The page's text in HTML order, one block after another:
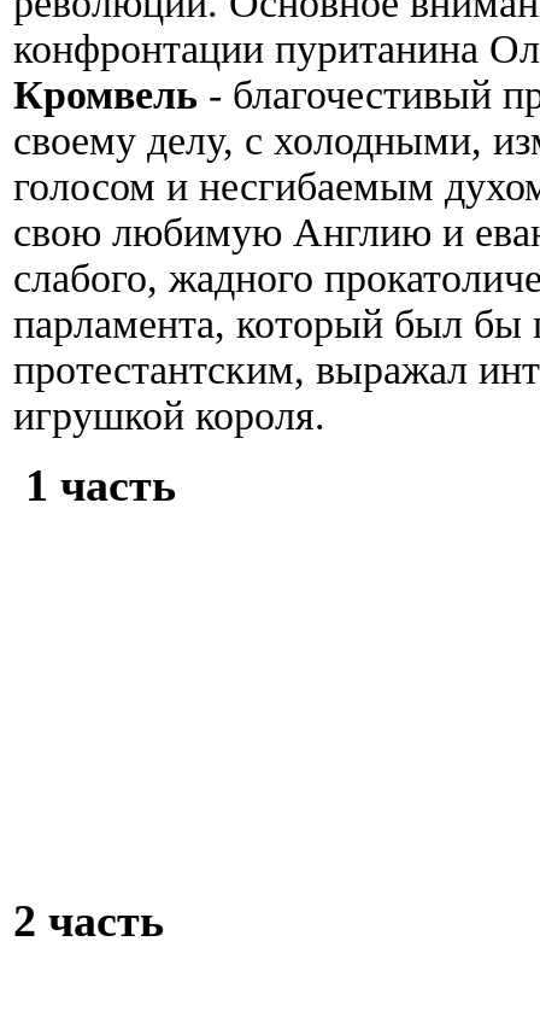
конфронтации пуританина
Кромвель - благочестивый
своему делу, с холодными,
голосом и несгибаемым
свою любимую Англию и
слабого, жадного
парламента, который был бы
протестантским, выражал
игрушкой короля.
1 часть
2 часть